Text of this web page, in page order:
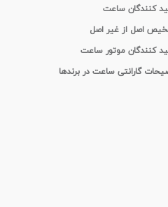
کنندگان ساعت
اصل از غیر اصل
کنندگان موتور ساعت
گارانتی ساعت در برندها